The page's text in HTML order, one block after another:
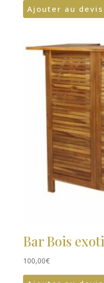
Ajouter au devis
Bar Bois
100,00€